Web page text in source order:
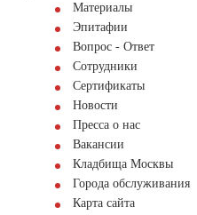
Материалы
Эпитафии
Вопрос - Ответ
Сотрудники
Сертификаты
Новости
Пресса о нас
Вакансии
Кладбища Москвы
Города обслуживания
Карта сайта